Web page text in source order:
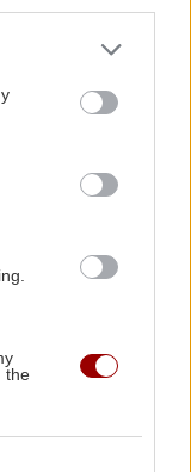
the
αυξήθηκαν
21:14
βιασμού
από
21:00
βίντεο από
ποτέ
22 χρόνια
για το My
έτοιμος
«Avatar»